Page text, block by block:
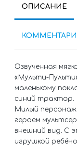
ОПИСАНИЕ
Озвученная
«Мульти-
маленькому
синий трактор.
Милый
героем
внешний вид. С
игрушкой